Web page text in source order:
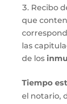
Recibo
que
las
de los
Tiempo
el notario,